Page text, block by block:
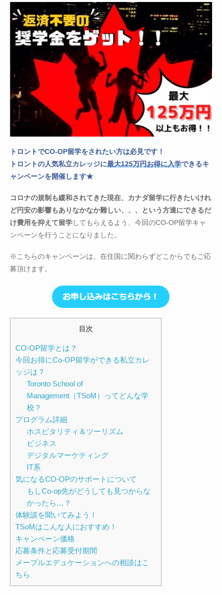
トロントでCO-OP留学をされたい方は必見です！
トロントの人気私立カレッジに最大125万円お得に入学できるキ
ャンペーンを開催します★
コロナの規制も緩和されてきた現在、カナダ留学に行きたいけれ
ど円安の影響もありなかなか難しい、、、という方達にできるだ
け費用を抑えて留学してもらえるよう、今回のCO-OP留学キャ
ンペーンを行うことになりました。
※こちらのキャンペーンは、在住国に関わらずどこからでもご応
募頂けます。
目次
CO-OP留学とは？
今回お得にCo-OP留学ができる私立カレ
ッジは？
Toronto School of
Management（TSoM）ってどんな学
校？
プログラム詳細
ホスピタリティ＆ツーリズム
ビジネス
デジタルマーケティング
IT系
気になるCO-OPのサポートについて
もしCo-op先がどうしても見つからな
かったら…？
体験談を聞いてみよう！
TSoMはこんな人におすすめ！
キャンペーン価格
応募条件と応募受付期間
メープルエデュケーションへの相談はこ
ちら